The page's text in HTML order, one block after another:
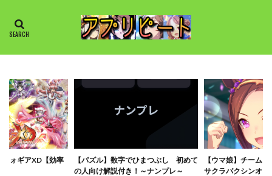
ォギアXD【効率
【パズル】数字でひまつぶし 初めて
の人向け解説付き！～ナンプレ～
【ウマ娘】チーム
サクラバクシンオ